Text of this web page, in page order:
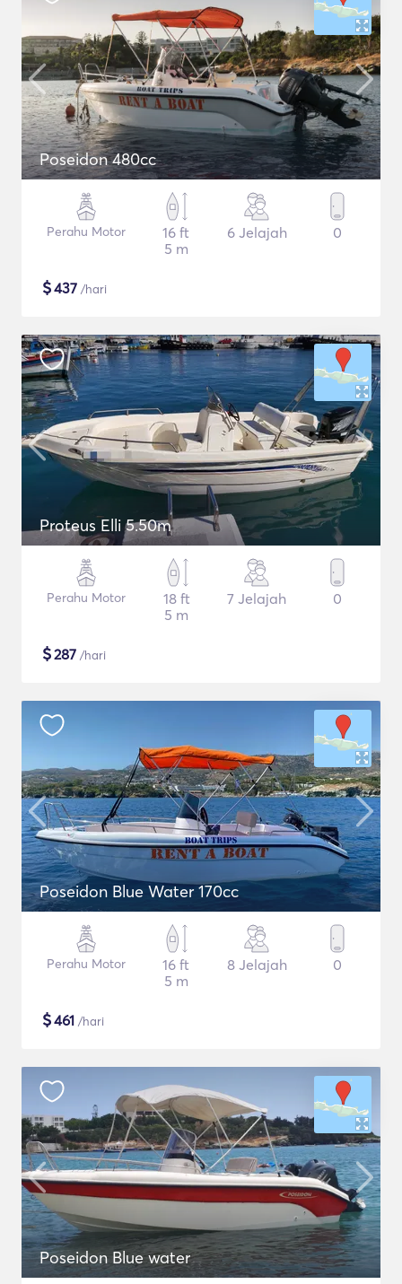
Poseidon 480cc
Perahu Motor
16 ft
5 m
6 Jelajah 0
$437 /hari
Proteus Elli 5.50m
Perahu Motor
18 ft
5 m
7 Jelajah 0
$287 /hari
Poseidon Blue Water 170cc
Perahu Motor
16 ft
5 m
8 Jelajah 0
$461 /hari
Poseidon Blue water